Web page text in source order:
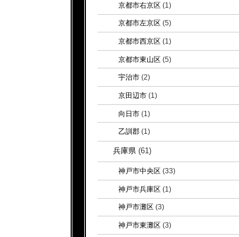
京都市右京区(1)
京都市左京区 (5)
京都市西京区(1)
京都市東山区(5)
宇治市(2)
京田辺市(1)
向日市(1)
乙訓郡(1)
兵庫県(61)
神戸市中央区(33)
神戸市兵庫区(1)
神戸市灘区 (3)
神戸市東灘区(3)